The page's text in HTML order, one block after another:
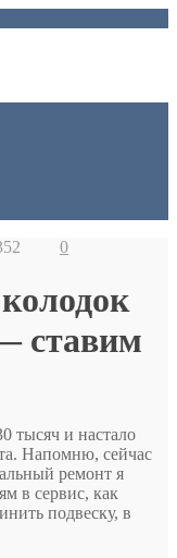
0
ставим
тысяч и настало
Напомню, сейчас
ремонт я
в сервис, как
подвеску, в